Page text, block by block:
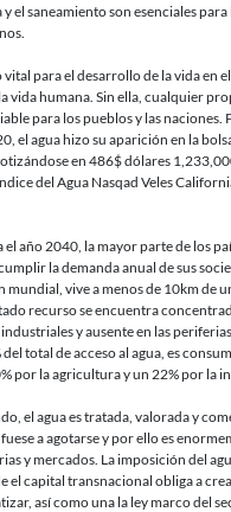
el saneamiento son esenciales
vital para el desarrollo de la vida en
vida humana. Sin ella, cualquier
para los pueblos y las naciones.
el agua hizo su aparición en la
en 486$ dólares
del Agua Nasqad Veles
el año 2040, la mayor parte de los
la demanda anual de sus
mundial, vive a menos de 10km de
recurso se encuentra
y ausente en las
total de acceso al agua, es
por la agricultura y un 22% por la
el agua es tratada, valorada y
a agotarse y por ello es
y mercados. La imposición del
el capital transnacional obliga a
así como una la ley marco del